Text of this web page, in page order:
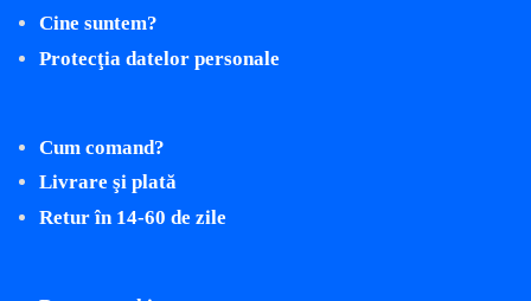
Cine suntem?
Protecţia datelor personale
Cum comand?
Livrare şi plată
Retur în 14-60 de zile